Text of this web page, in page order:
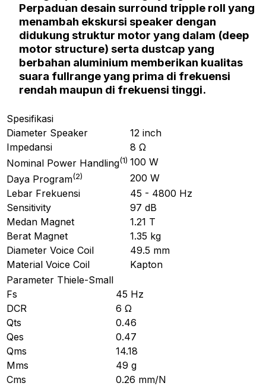
Perpaduan desain surround tripple roll yang
menambah ekskursi speaker dengan
didukung struktur motor yang dalam (deep
motor structure) serta dustcap yang
berbahan aluminium memberikan kualitas
suara fullrangeyang prima di frekuensi
rendah maupun di frekuensi tinggi.
Spesifikasi
Diameter Speaker
12 inch
Impedansi
8 Ω
Nominal Power Handling(1) 100 W
Daya Program(2)
200 W
Lebar Frekuensi
45 - 4800 Hz
Sensitivity
97 dB
Medan Magnet
1.21 T
Berat Magnet
1.35 kg
Diameter Voice Coil
49.5 mm
Material Voice Coil
Kapton
Parameter Thiele-Small
Fs
45 Hz
DCR
6 Ω
Qts
0.46
Qes
0.47
Qms
14.18
Mms
49 g
Cms
0.26 mm/N